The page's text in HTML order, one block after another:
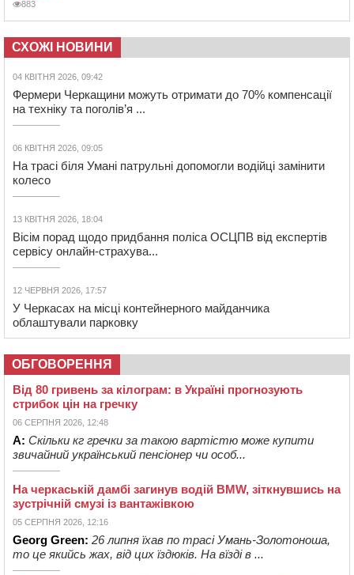
883
СХОЖІ НОВИНИ
04 КВІТНЯ 2026, 09:42
Фермери Черкащини можуть отримати до 70% компенсації
на техніку та поголів’я ...
06 КВІТНЯ 2026, 09:05
На трасі біля Умані патрульні допомогли водійці замінити
колесо
13 КВІТНЯ 2026, 18:04
Вісім порад щодо придбання поліса ОСЦПВ від експертів
сервісу онлайн-страхува...
12 ЧЕРВНЯ 2026, 17:57
У Черкасах на місці контейнерного майданчика
облаштували парковку
ОБГОВОРЕННЯ
Від 80 гривень за кілограм: в Україні прогнозують
стрибок цін на гречку
06 СЕРПНЯ 2026, 12:48
А: Скільки кг гречки за такою вартістю може купити
звичайний український пенсіонер чи особ...
На черкаській дамбі загинув водій BMW, зіткнувшись на
зустрічній смузі із вантажівкою
05 СЕРПНЯ 2026, 12:16
Georg Green: 26 липня їхав по трасі Умань-Золотоноша,
то це якийсь жах, від цих їздюків. На вїзді в ...